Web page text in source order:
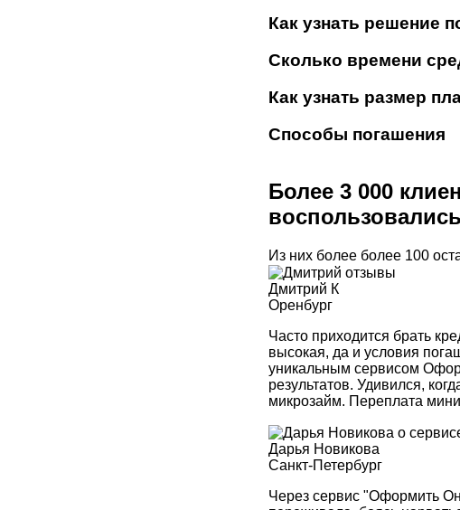
Как узнать решение
Сколько времени
Как узнать размер
Способы погашения
Более 3 000
Из них более более 100
Дмитрий К
Оренбург
Часто приходится брать
высокая, да и условия
уникальным сервисом
результатов. Удивился,
микрозайм. Переплата
Дарья Новикова
Санкт-Петербург
Через сервис "Оформить